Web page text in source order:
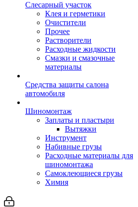
Слесарный участок
Клея и герметики
Очистители
Прочее
Растворители
Расходные жидкости
Смазки и смазочные
материалы
Средства защиты салона
автомобиля
Шиномонтаж
Заплаты и пластыри
Вытяжки
Инструмент
Набивные грузы
Расходные материалы для
шиномонтажа
Самоклеющиеся грузы
Химия